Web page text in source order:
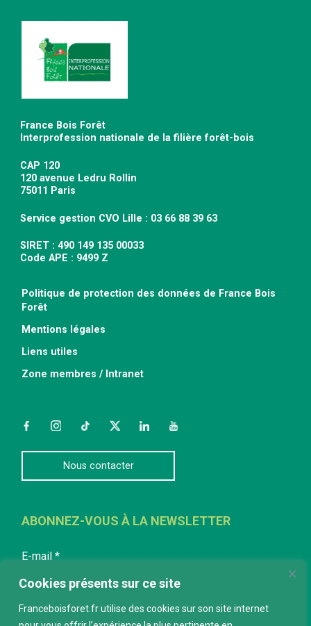
Cookies présents sur ce site
Franceboisforet.fr utilise des cookies sur son site internet
France Bois Forêt
Interprofession nationale de la filière forêt-bois
CAP 120
120 avenue Ledru Rollin
75011 Paris
Service gestion CVO Lille : 03 66 88 39 63
SIRET : 490 149 135 00033
Code APE : 9499 Z
Politique de protection des données de France Bois
Forêt
Mentions légales
Liens utiles
Zone membres / Intranet
FacebookInstagramTikTokTwitterLinkedInYouTube
Nous contacter
ABONNEZ-VOUS À LA NEWSLETTER
E-mail *